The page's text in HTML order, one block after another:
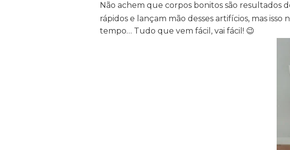
Não achem que corpos bonitos são resultados
rápidos e lançam mão desses artifícios, mas isso
tempo… Tudo que vem fácil, vai fácil! 😉